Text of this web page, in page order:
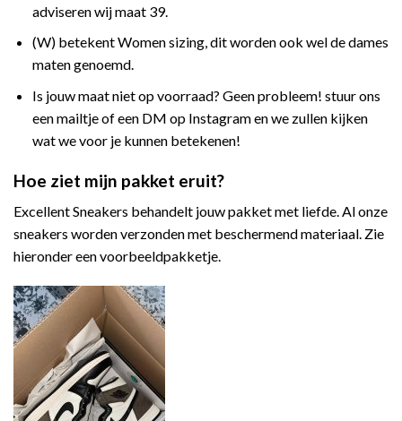
adviseren wij maat 39.
(W) betekent Women sizing, dit worden ook wel de dames
maten genoemd.
Is jouw maat niet op voorraad? Geen probleem! stuur ons
een mailtje of een DM op Instagram en we zullen kijken
wat we voor je kunnen betekenen!
Hoe ziet mijn pakket eruit?
Excellent Sneakers behandelt jouw pakket met liefde. Al onze
sneakers worden verzonden met beschermend materiaal. Zie
hieronder een voorbeeldpakketje.